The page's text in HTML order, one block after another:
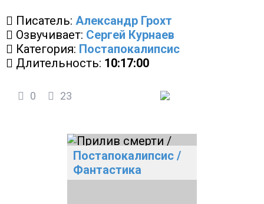
Писатель: Александр Грохт
Озвучивает: Сергей Курнаев
Категория: Постапокалипсис
Длительность: 10:17:00
0 23
Постапокалипсис /
Фантастика